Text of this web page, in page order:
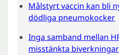
Målstyrt vaccin kan bli
dödliga pneumokocker
Inga samband mellan
misstänkta biverkningar